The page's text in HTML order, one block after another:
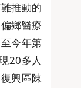
推動的
鄉醫療
今年第
20多人
興區陳